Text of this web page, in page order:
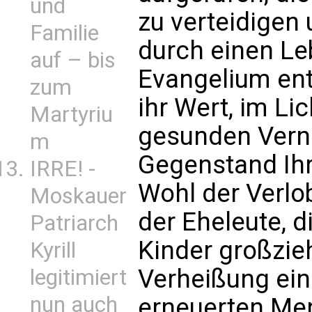
und
Familie
auf – bis
zum
Martyriu
m
IRRE! -
Moskauer
Patriarch
Kyrill
legitimiert
nun auch
zu verteidigen
durch einen
Evangelium
ihr Wert, im
gesunden
Gegenstand
Wohl der
der Eheleute,
Kinder
Verheißung